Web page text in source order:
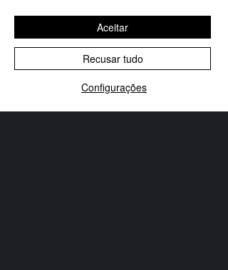
FAQ
O Horas da Vida se orgulha de ter
conquistado, ao longo dos seus 12 anos,
Configurações
Recusar tudo
Aceitar